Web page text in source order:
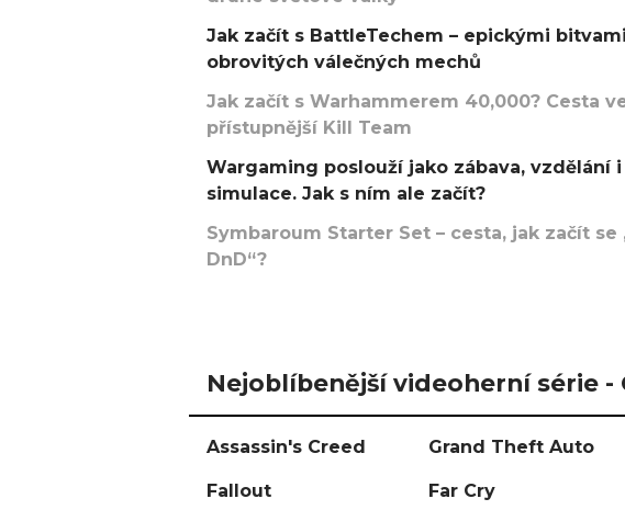
Jak začít s BattleTechem – epickými bitvami
obrovitých válečných mechů
Jak začít s Warhammerem 40,000? Cesta
přístupnější Kill Team
Wargaming poslouží jako zábava, vzdělání
simulace. Jak s ním ale začít?
Symbaroum Starter Set – cesta, jak začít se
DnD“?
Nejoblíbenější videoherní série -
Assassin's Creed Grand Theft Auto
Fallout Far Cry